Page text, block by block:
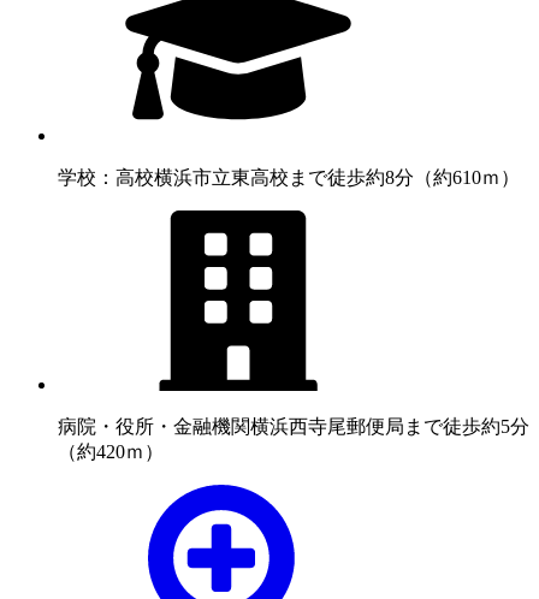
学校：高校横浜市立東高校まで徒歩約8分（約610ｍ）
病院・役所・金融機関横浜西寺尾郵便局まで徒歩約5分
（約420ｍ）